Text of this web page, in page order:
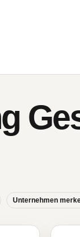
Unternehmen